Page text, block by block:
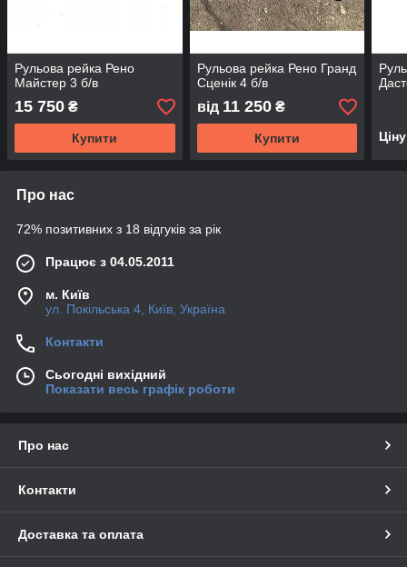
Рульова рейка Рено
Майстер 3 б/в
15 750 ₴
Купити
Рульова рейка Рено Гранд
Сценік 4 б/в
від 11 250₴
Купити
Про нас
72% позитивних з 18 відгуків за рік
Працює з 04.05.2011
м. Київ
ул. Покільська 4, Київ, Україна
Контакти
Сьогодні вихідний
Показати весь графік роботи
Про нас
Контакти
Доставка та оплата